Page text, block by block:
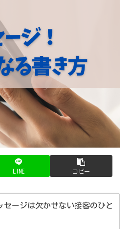
LINE コピー
セージは欠かせない接客のひと